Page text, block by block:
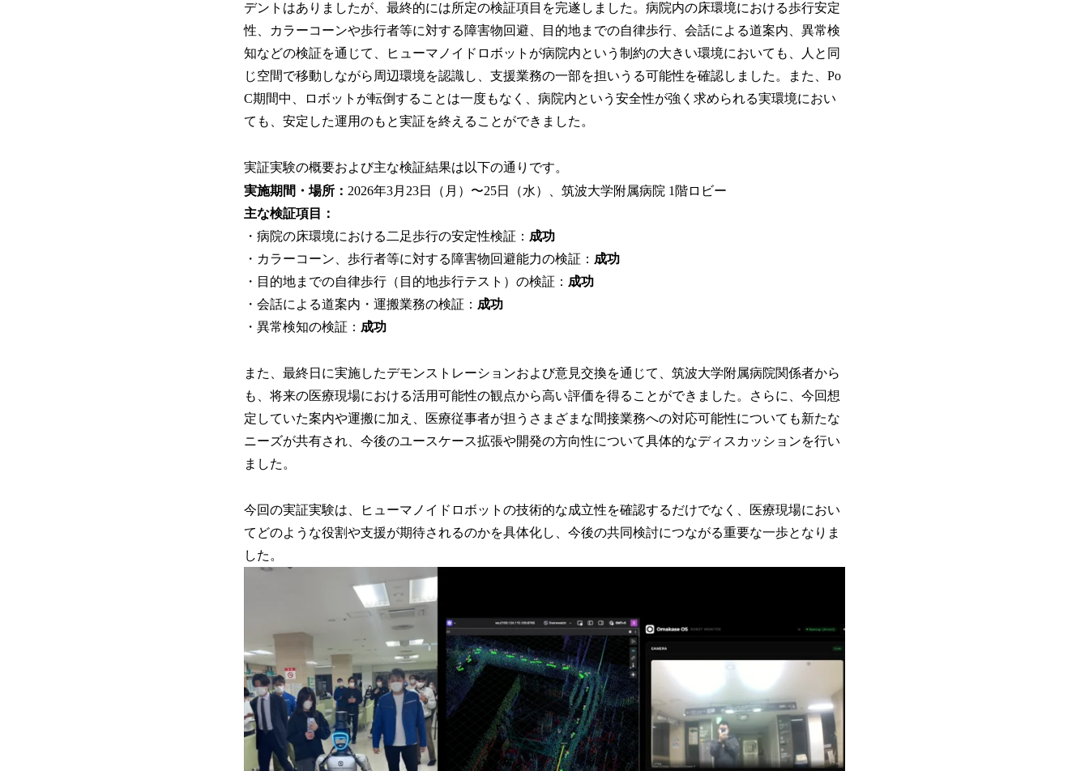
デントはありましたが、最終的には所定の検証項目を完遂しました。病院内の床環境における歩行安定
性、カラーコーンや歩行者等に対する障害物回避、目的地までの自律歩行、会話による道案内、異常検
知などの検証を通じて、ヒューマノイドロボットが病院内という制約の大きい環境においても、人と同
じ空間で移動しながら周辺環境を認識し、支援業務の一部を担いうる可能性を確認しました。また、Po
C期間中、ロボットが転倒することは一度もなく、病院内という安全性が強く求められる実環境におい
ても、安定した運用のもと実証を終えることができました。
実証実験の概要および主な検証結果は以下の通りです。
実施期間・場所： 2026年3月23日（月）〜25日（水）、筑波大学附属病院 1階ロビー
主な検証項目：
・病院の床環境における二足歩行の安定性検証： 成功
・カラーコーン、歩行者等に対する障害物回避能力の検証： 成功
・目的地までの自律歩行（目的地歩行テスト）の検証： 成功
・会話による道案内・運搬業務の検証： 成功
・異常検知の検証： 成功
また、最終日に実施したデモンストレーションおよび意見交換を通じて、筑波大学附属病院関係者から
も、将来の医療現場における活用可能性の観点から高い評価を得ることができました。さらに、今回想
定していた案内や運搬に加え、医療従事者が担うさまざまな間接業務への対応可能性についても新たな
ニーズが共有され、今後のユースケース拡張や開発の方向性について具体的なディスカッションを行い
ました。
今回の実証実験は、ヒューマノイドロボットの技術的な成立性を確認するだけでなく、医療現場におい
てどのような役割や支援が期待されるのかを具体化し、今後の共同検討につながる重要な一歩となりま
した。